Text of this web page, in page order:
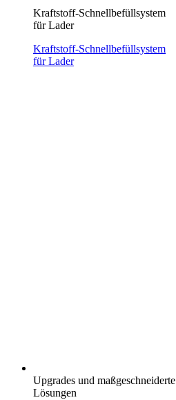
Kraftstoff-Schnellbefüllsystem
für Lader
Kraftstoff-Schnellbefüllsystem
für Lader
Upgrades und maßgeschneiderte
Lösungen